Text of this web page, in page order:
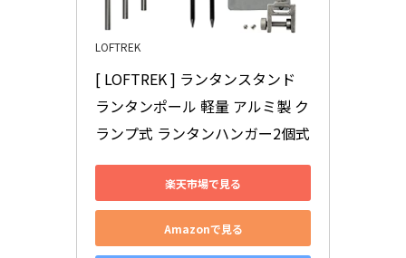
LOFTREK
[ LOFTREK ] ランタンスタンド
ランタンポール 軽量 アルミ製 ク
ランプ式 ランタンハンガー2個式
楽天市場で見る
Amazonで見る